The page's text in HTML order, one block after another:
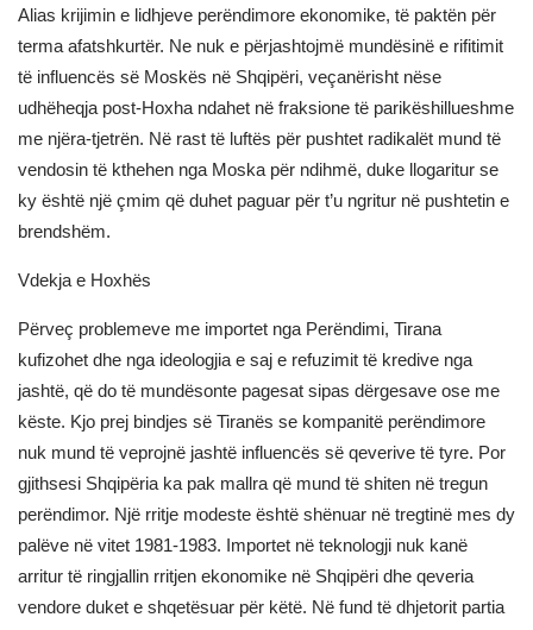
Alias krijimin e lidhjeve perëndimore ekonomike, të paktën për
terma afatshkurtër. Ne nuk e përjashtojmë mundësinë e rifitimit
të influencës së Moskës në Shqipëri, veçanërisht nëse
udhëheqja post-Hoxha ndahet në fraksione të parikëshillueshme
me njëra-tjetrën. Në rast të luftës për pushtet radikalët mund të
vendosin të kthehen nga Moska për ndihmë, duke llogaritur se
ky është një çmim që duhet paguar për t’u ngritur në pushtetin e
brendshëm.
Vdekja e Hoxhës
Përveç problemeve me importet nga Perëndimi, Tirana
kufizohet dhe nga ideologjia e saj e refuzimit të kredive nga
jashtë, që do të mundësonte pagesat sipas dërgesave ose me
këste. Kjo prej bindjes së Tiranës se kompanitë perëndimore
nuk mund të veprojnë jashtë influencës së qeverive të tyre. Por
gjithsesi Shqipëria ka pak mallra që mund të shiten në tregun
perëndimor. Një rritje modeste është shënuar në tregtinë mes dy
palëve në vitet 1981-1983. Importet në teknologji nuk kanë
arritur të ringjallin rritjen ekonomike në Shqipëri dhe qeveria
vendore duket e shqetësuar për këtë. Në fund të dhjetorit partia